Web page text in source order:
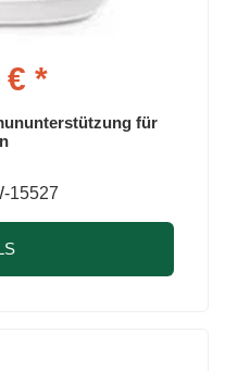
€ *
für
15527